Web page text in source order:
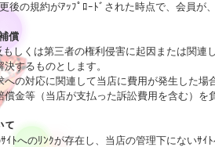
後の規約がｱｯﾌﾟﾛｰﾄﾞされた時点で、会員
償
もしくは第三者の権利侵害に起因または関連
するものとします。
への対応に関連して当店に費用が発生した
償金等（当店が支払った訴訟費用を含む）
て
ｲﾄへのﾘﾝｸが存在し、当店の管理下にないｻｲ